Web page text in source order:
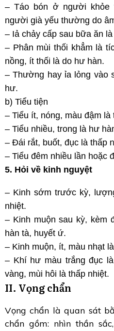
– Táo bón ở người
người già yếu thường do
– Iả chảy cấp sau bữa ăn
– Phân mùi thối khẳm là
nồng, ít thối là do hư hàn.
– Thường hay ỉa lỏng vào
hư.
b) Tiểu tiện
– Tiểu ít, nóng, màu đậm là
– Tiểu nhiều, trong là hư
– Đái rắt, buốt, đục là thấp
– Tiểu đêm nhiều lần hoặc
5. Hỏi về kinh nguyệt
– Kinh sớm trước kỳ,
nhiệt.
– Kinh muộn sau kỳ, kèm
hàn tà, huyết ứ.
– Kinh muộn, ít, màu nhạt
– Khí hư màu trắng đục
vàng, mùi hôi là thấp nhiệt.
II. Vọng chẩn
Vọng chẩn là quan sát
chẩn gồm: nhìn thần